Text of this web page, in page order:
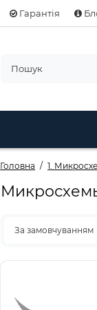
Гарантія
Головна 1.
За замовчуванням